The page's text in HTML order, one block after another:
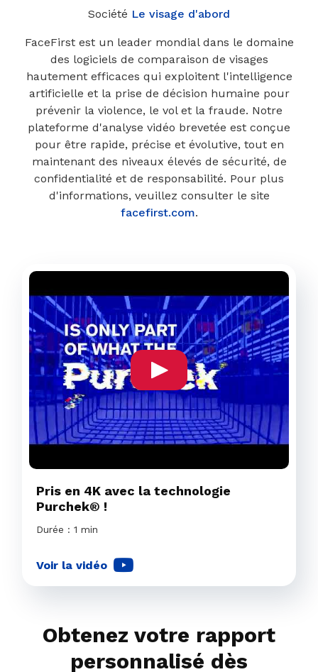
Société Le visage d'abord
FaceFirst est un leader mondial dans le domaine
des logiciels de comparaison de visages
hautement efficaces qui exploitent l'intelligence
artificielle et la prise de décision humaine pour
prévenir la violence, le vol et la fraude. Notre
plateforme d'analyse vidéo brevetée est conçue
pour être rapide, précise et évolutive, tout en
maintenant des niveaux élevés de sécurité, de
confidentialité et de responsabilité. Pour plus
d'informations, veuillez consulter le site
facefirst.com.
Pris en 4K avec la technologie
Purchek® !
Durée : 1 min
Voir la vidéo
Obtenez votre rapport
personnalisé dès